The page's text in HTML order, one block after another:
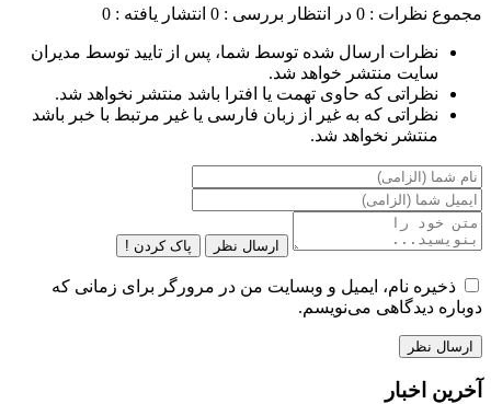
مجموع نظرات : 0 در انتظار بررسی : 0 انتشار یافته : 0
نظرات ارسال شده توسط شما، پس از تایید توسط مدیران
سایت منتشر خواهد شد.
نظراتی که حاوی تهمت یا افترا باشد منتشر نخواهد شد.
نظراتی که به غیر از زبان فارسی یا غیر مرتبط با خبر باشد
منتشر نخواهد شد.
ارسال نظر پاک کردن !
ذخیره نام، ایمیل و وبسایت من در مرورگر برای زمانی که
دوباره دیدگاهی می‌نویسم.
آخرین اخبار